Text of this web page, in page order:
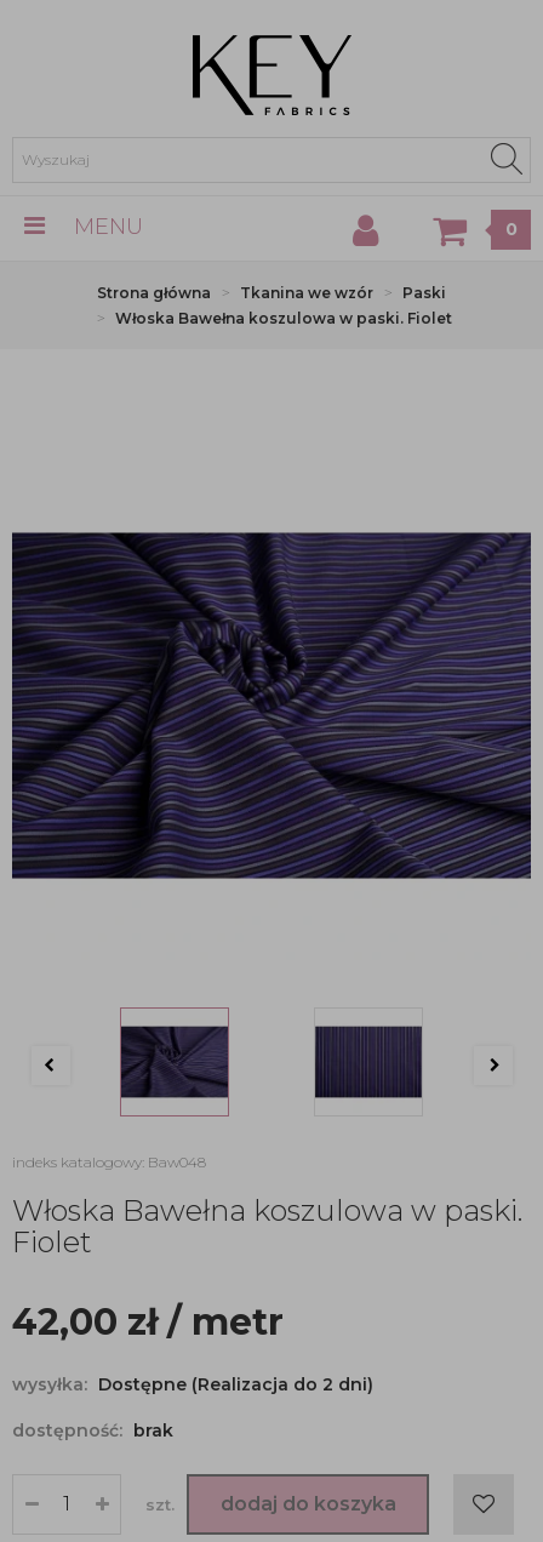
MENU 0
Strona główna Tkanina we wzór
Paski
Włoska Bawełna koszulowa w paski. Fiolet
indeks katalogowy: Baw048
Włoska Bawełna koszulowa w paski.
Fiolet
42,00 zł/ metr
wysyłka: Dostępne (Realizacja do 2 dni)
dostępność: brak
szt. dodaj do koszyka